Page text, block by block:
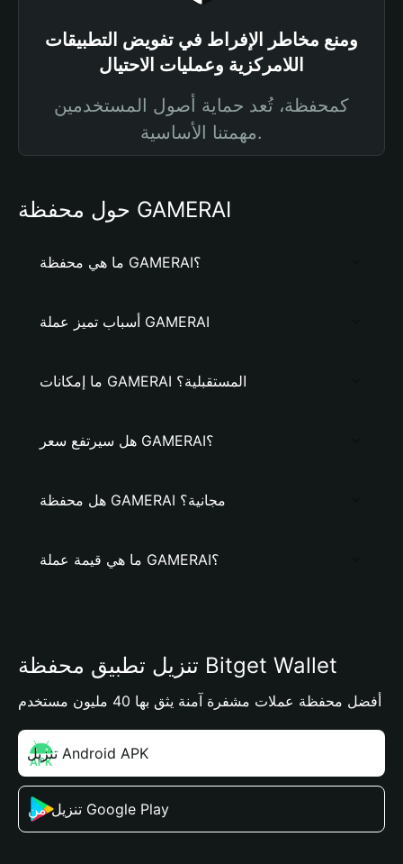
ومنع مخاطر الإفراط في تفويض التطبيقات
اللامركزية وعمليات الاحتيال
كمحفظة، تُعد حماية أصول المستخدمين
مهمتنا الأساسية.
حول محفظة GAMERAI
ما هي محفظة GAMERAI؟
أسباب تميز عملة GAMERAI
ما إمكانات GAMERAI المستقبلية؟
هل سيرتفع سعر GAMERAI؟
هل محفظة GAMERAI مجانية؟
ما هي قيمة عملة GAMERAI؟
تنزيل تطبيق محفظة Bitget Wallet
أفضل محفظة عملات مشفرة آمنة يثق بها 40 مليون مستخدم
تنزيل Android APK
تنزيل من Google Play